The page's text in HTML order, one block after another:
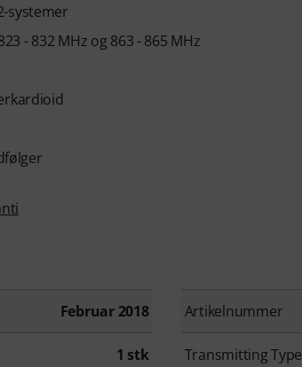
systemer
- 832 MHz og 863 - 865 MHz
Februar 2018 Artikelnummer
1 stk Transmitting Type